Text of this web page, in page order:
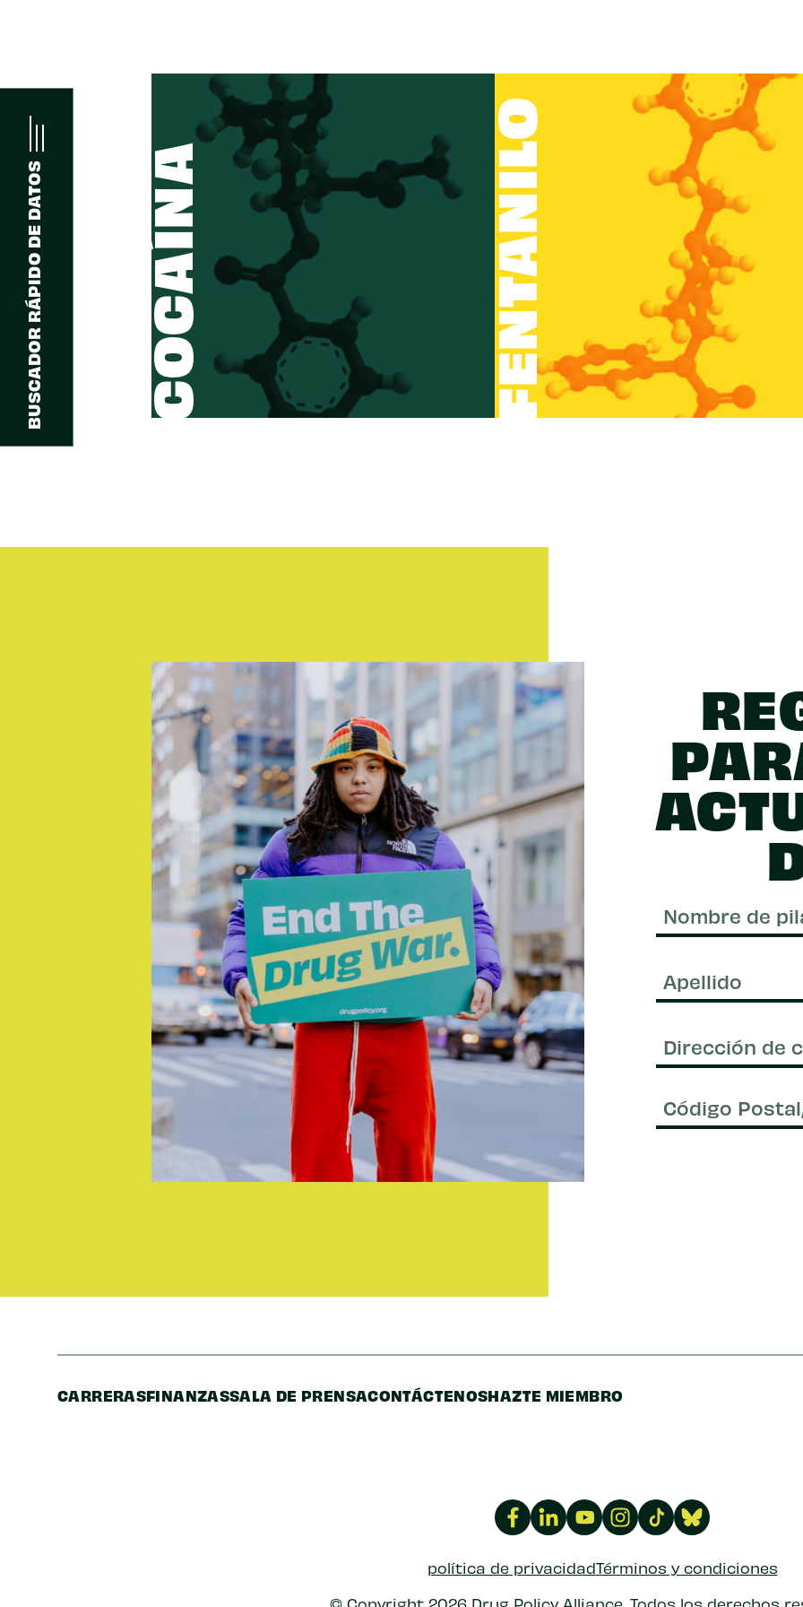
BUSCADOR RÁPIDO DE DATOS COCAÍNA FENTANILO
pila
electrónico
(Requerido)
CARRERASFINANZASSALA DE PRENSACONTÁCTENOSHAZTE MIEMBRO
política de privacidadTérminos y condiciones